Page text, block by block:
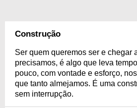
Construção
Ser quem queremos ser e chegar
precisamos, é algo que leva
pouco, com vontade e esforço,
que tanto almejamos. É uma
sem interrupção.